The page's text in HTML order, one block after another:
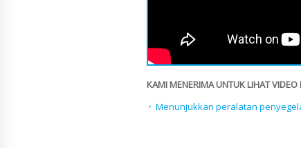
KAMI MENERIMA UNTUK LIHAT VIDEO
Menunjukkan peralatan